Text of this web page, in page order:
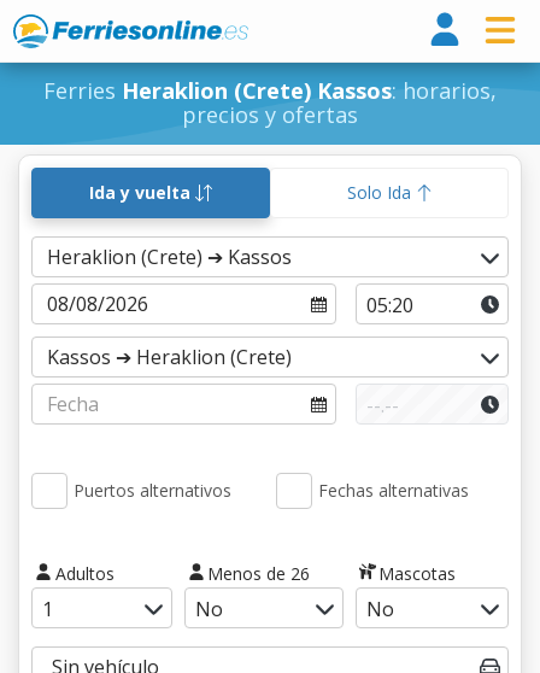
Ferries Heraklion (Crete) Kassos: horarios,
precios y ofertas
Ida y vuelta Solo Ida
Puertos alternativos Fechas alternativas
Adultos Menos de 26 Mascotas